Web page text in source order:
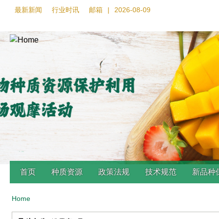
最新新闻 行业时讯 邮箱 | 2026-08-09
首页 种质资源 政策法规 技术规范 新品种
Home
Back